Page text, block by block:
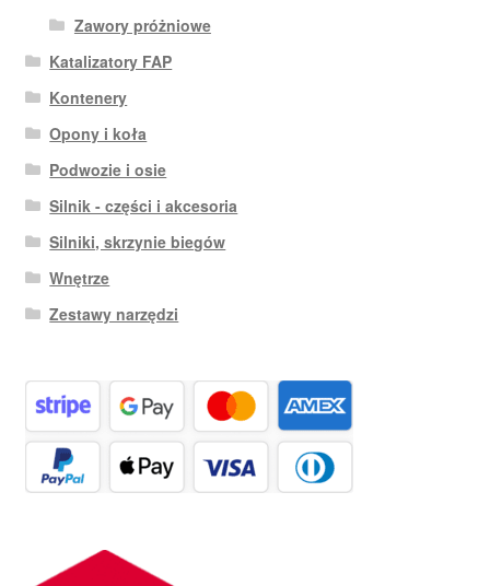
Zawory próżniowe
Katalizatory FAP
Kontenery
Opony i koła
Podwozie i osie
Silnik - części i akcesoria
Silniki, skrzynie biegów
Wnętrze
Zestawy narzędzi